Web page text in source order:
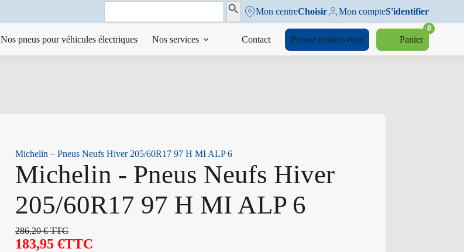
Search
Search ButtonMon centreChoisir Mon compteS'identifier
Nos pneus pour véhicules électriques Nos services Contact Prenez rendez-vous Panier
0
Michelin – Pneus Neufs Hiver 205/60R17 97 H MI ALP 6
Michelin - Pneus Neufs Hiver
205/60R17 97 H MI ALP 6
286,20€TTC
183,95€TTC